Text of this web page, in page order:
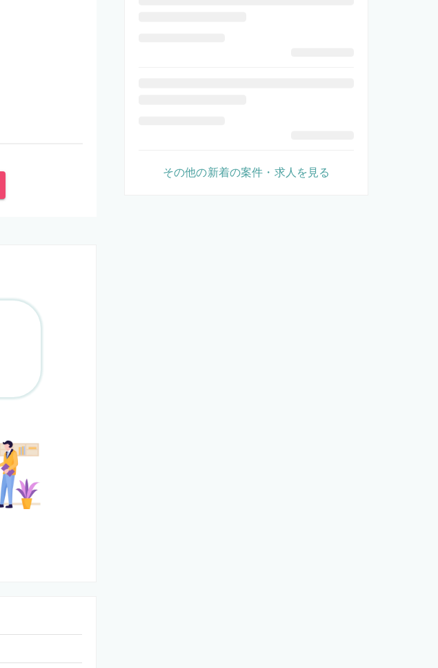
その他の新着の案件・求人を見る